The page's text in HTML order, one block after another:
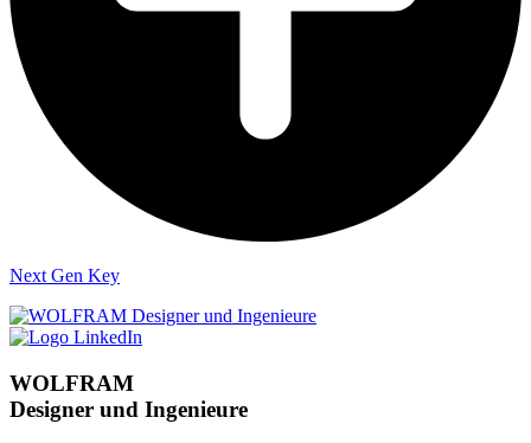
Next Gen Key
WOLFRAM
Designer und Ingenieure